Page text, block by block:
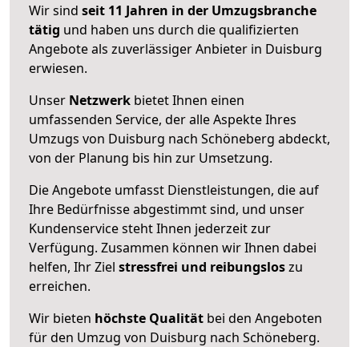
Wir sind seit 11 Jahren in der Umzugsbranche
tätig und haben uns durch die qualifizierten
Angebote als zuverlässiger Anbieter in Duisburg
erwiesen.
Unser Netzwerk bietet Ihnen einen
umfassenden Service, der alle Aspekte Ihres
Umzugs von Duisburg nach Schöneberg abdeckt,
von der Planung bis hin zur Umsetzung.
Die Angebote umfasst Dienstleistungen, die auf
Ihre Bedürfnisse abgestimmt sind, und unser
Kundenservice steht Ihnen jederzeit zur
Verfügung. Zusammen können wir Ihnen dabei
helfen, Ihr Ziel stressfrei und reibungsloszu
erreichen.
Wir bieten höchste Qualität bei den Angeboten
für den Umzug von Duisburg nach Schöneberg.